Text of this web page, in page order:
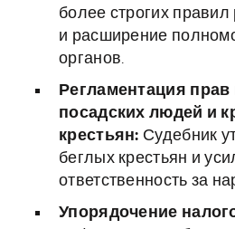
более строгих
и расширение
органов.
Регламентация прав
посадских людей и
крестьян: Судебник
беглых крестьян и
ответственность за
Упорядочение